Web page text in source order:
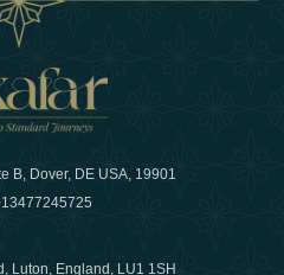
B, Dover, DE USA, 19901
Luton, England, LU1 1SH